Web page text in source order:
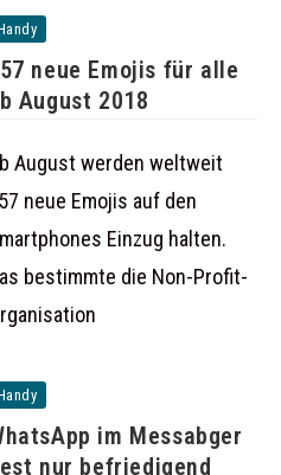
neue Emojis für alle
August 2018
August werden weltweit
neue Emojis auf den
Einzug halten.
bestimmte die Non-Profit-
im Messabger
nur befriedigend